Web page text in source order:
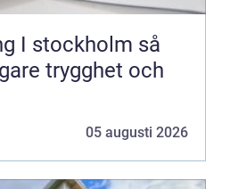
stockholm så
trygghet och
05 augusti 2026